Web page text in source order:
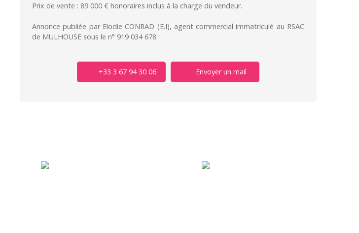
Prix de vente : 89 000 € honoraires inclus à la charge du vendeur.
Annonce publiée par Elodie CONRAD (E.I), agent commercial immatriculé au RSAC
de MULHOUSE sous le n° 919 034 678
+33 3 67 94 30 06 Envoyer un mail